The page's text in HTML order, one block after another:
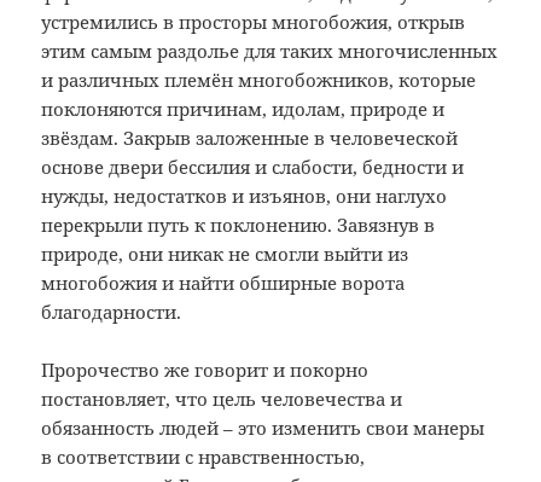
устремились в просторы многобожия, открыв
этим самым раздолье для таких многочисленных
и различных племён многобожников, которые
поклоняются причинам, идолам, природе и
звёздам. Закрыв заложенные в человеческой
основе двери бессилия и слабости, бедности и
нужды, недостатков и изъянов, они наглухо
перекрыли путь к поклонению. Завязнув в
природе, они никак не смогли выйти из
многобожия и найти обширные ворота
благодарности.
Пророчество же говорит и покорно
постановляет, что цель человечества и
обязанность людей – это изменить свои манеры
в соответствии с нравственностью,